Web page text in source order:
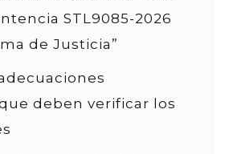
STL9085-2026
de Justicia”
deben verificar los